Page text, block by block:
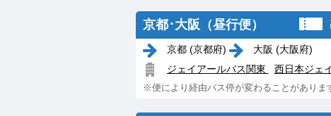
京都･大阪（昼行便）
京都 (京都府)
大阪 (大阪府)
ジェイアールバス関東
西日本ジェ
※便により経由バス停が変わることがありま